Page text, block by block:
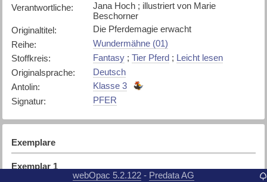
Verantwortliche:
Jana Hoch ; illustriert von Marie
Beschorner
Originaltitel:
Die Pferdemagie erwacht
Reihe:
Wundermähne (01)
Stoffkreis: Fantasy; Tier Pferd; Leicht lesen
Originalsprache:
Deutsch
Antolin:
Klasse 3
Signatur: PFER
Exemplare
Exemplar 1
Belletristik
webOpac 5.2.122 - Predata AG